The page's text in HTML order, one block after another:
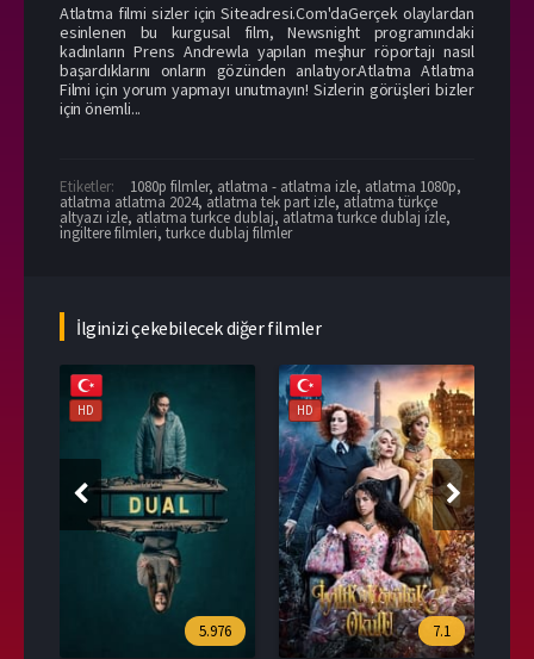
Atlatma filmi sizler için Siteadresi.Com'daGerçek olaylardan
esinlenen bu kurgusal film, Newsnight programındaki
kadınların Prens Andrewla yapılan meşhur röportajı nasıl
başardıklarını onların gözünden anlatıyor.Atlatma Atlatma
Filmi için yorum yapmayı unutmayın! Sizlerin görüşleri bizler
için önemli...
Etiketler: 1080p filmler, atlatma - atlatma izle, atlatma 1080p,
atlatma atlatma 2024, atlatma tek part izle, atlatma türkçe
altyazı izle, atlatma turkce dublaj, atlatma turkce dublaj izle,
i̇ngiltere filmleri, turkce dublaj filmler
İlginizi çekebilecek diğer filmler
HD
5.976
HD
7.1